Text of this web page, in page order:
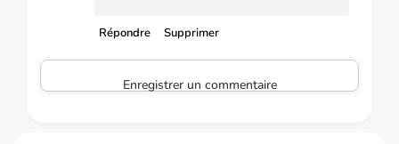
Répondre Supprimer
Enregistrer un commentaire